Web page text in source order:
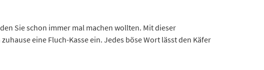
Sie schon immer mal machen wollten. Mit dieser
eine Fluch-Kasse ein. Jedes böse Wort lässt den Käfer